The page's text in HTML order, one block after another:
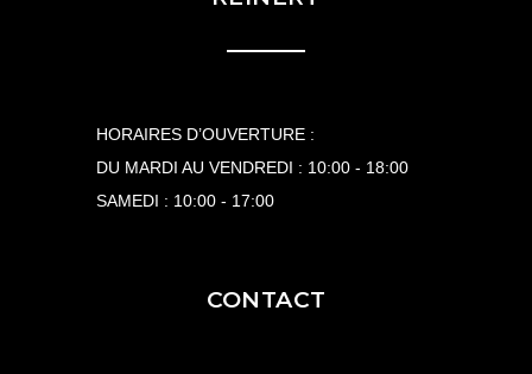
HORAIRES D’OUVERTURE :
DU MARDI AU VENDREDI : 10:00 - 18:00
SAMEDI : 10:00 - 17:00
CONTACT